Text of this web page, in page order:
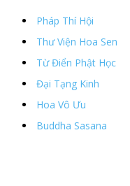
Pháp Thí Hội
Thư Viện Hoa Sen
Từ Điển Phật Học
Đại Tạng Kinh
Hoa Vô Ưu
Buddha Sasana